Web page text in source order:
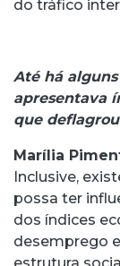
do tráfico
Até há
apresentava
que
Marília
Inclusive,
possa ter
dos índices
desemprego